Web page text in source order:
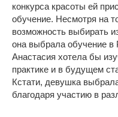
конкурса красоты ей
обучение. Несмотря на
возможность выбирать
она выбрала обучение
Анастасия хотела бы
практике и в будущем
Кстати, девушка
благодаря участию в